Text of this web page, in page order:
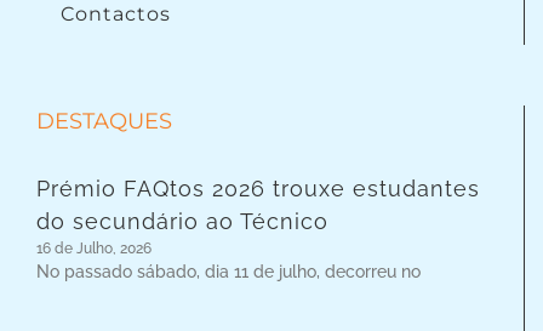
Contactos
DESTAQUES
Prémio FAQtos 2026 trouxe estudantes
do secundário ao Técnico
16 de Julho, 2026
No passado sábado, dia 11 de julho, decorreu no